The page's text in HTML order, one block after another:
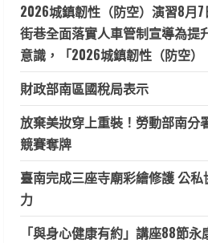
2026城鎮韌性（防空）演習8月
街巷全面落實人車管制宣導為提
意識，「2026城鎮韌性（防空）
財政部南區國稅局表示
放棄美妝穿上重裝！勞動部南分
競賽奪牌
臺南完成三座寺廟彩繪修護 公
力
「與身心健康有約」講座88節